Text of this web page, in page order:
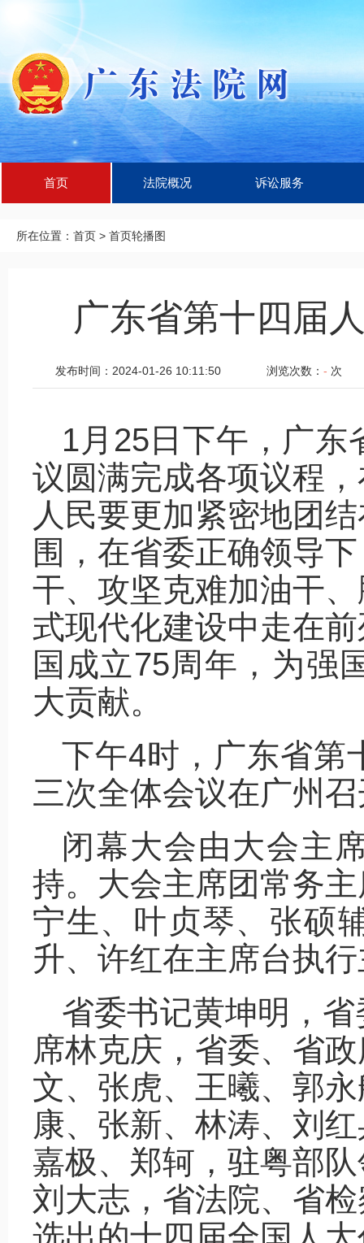
首页 法院概况 诉讼服务
所在位置： 首页 > 首页轮播图
广东省第十四届
发布时间：2024-01-26 10:11:50 浏览次数： - 次
1月25日下午，广东
议圆满完成各项议程
人民要更加紧密地团
围，在省委正确领导
干、攻坚克难加油干
式现代化建设中走在
国成立75周年，为强
大贡献。
下午4时，广东省第
三次全体会议在广州
闭幕大会由大会主
持。大会主席团常务
宁生、叶贞琴、张硕
升、许红在主席台执
省委书记黄坤明，
席林克庆，省委、省
文、张虎、王曦、郭
康、张新、林涛、刘
嘉极、郑轲，驻粤部
刘大志，省法院、省